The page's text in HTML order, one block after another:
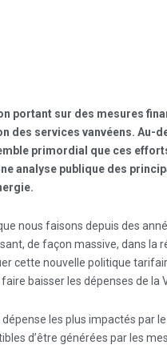
portant sur des mesures
des services vanvéens. Au-
primordial que ces
analyse publique des
nous faisons depuis des
de façon massive, dans la
cette nouvelle politique
baisser les dépenses de la
les plus impactés par
d’être générées par les